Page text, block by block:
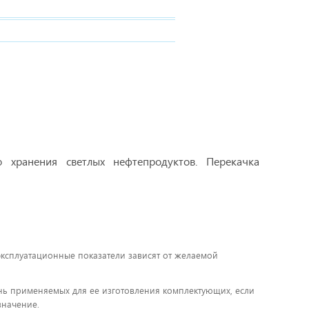
светлых нефтепродуктов. Перекачка
показатели зависят от желаемой
применяемых для ее изготовления комплектующих, если